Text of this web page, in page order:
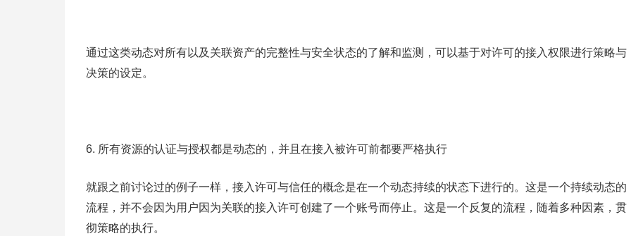
通过这类动态对所有以及关联资产的完整性与安全状态的了解和监测，可以基于对许可的接入权限进行策略与
决策的设定。
6. 所有资源的认证与授权都是动态的，并且在接入被许可前都要严格执行
就跟之前讨论过的例子一样，接入许可与信任的概念是在一个动态持续的状态下进行的。这是一个持续动态的
流程，并不会因为用户因为关联的接入许可创建了一个账号而停止。这是一个反复的流程，随着多种因素，贯
彻策略的执行。